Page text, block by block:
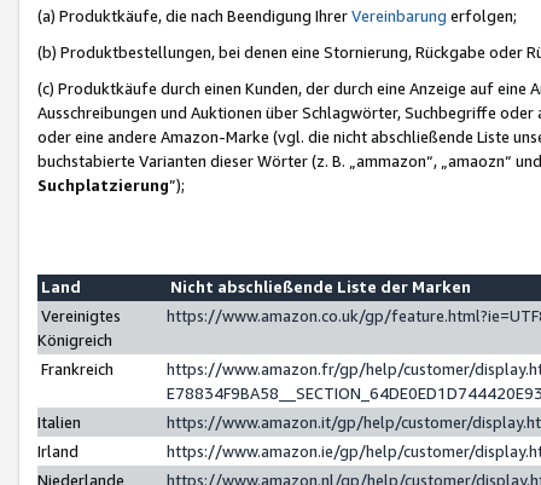
(a) Produktkäufe, die nach Beendigung IhrerVereinbarung erfolgen;
(b) Produktbestellungen, bei denen eine Stornierung, Rückgabe oder
(c) Produktkäufe durch einen Kunden, der durch eine Anzeige auf
Ausschreibungen und Auktionen über Schlagwörter, Suchbegriffe
oder eine andere Amazon-Marke (vgl. die nicht abschließende Liste
buchstabierte Varianten dieser Wörter (z. B. „ammazon“, „amaozn“
Suchplatzierung”);
Land
Nicht abschließende Liste der Marken
Vereinigtes
Königreich
https://www.amazon.co.uk/gp/
Frankreich
https://www.amazon.fr/gp/help/customer/
Italien
https://www.amazon.it/gp/help/customer/
Irland
https://www.amazon.ie/gp/help/customer/
Niederlande
https://www.amazon.nl/gp/help/customer/